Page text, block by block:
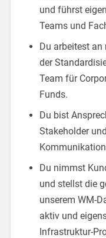
und führst
Teams und
Du arbeitest
der
Team für
Funds.
Du bist
Stakeholder
Du nimmst
und stellst die
unserem WM-
aktiv und
Infrastruktur-